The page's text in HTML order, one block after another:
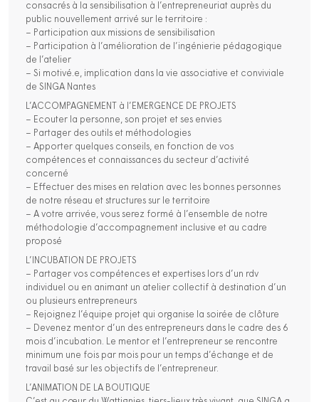
consacrés à la sensibilisation à l’entrepreneuriat auprès du
public nouvellement arrivé sur le territoire :
– Participation aux missions de sensibilisation
– Participation à l’amélioration de l’ingénierie pédagogique
de l’atelier
– Si motivé.e, implication dans la vie associative et conviviale
de SINGA Nantes
L’ACCOMPAGNEMENT à l’EMERGENCE DE PROJETS
– Ecouter la personne, son projet et ses envies
– Partager des outils et méthodologies
– Apporter quelques conseils, en fonction de vos
compétences et connaissances du secteur d’activité
concerné
– Effectuer des mises en relation avec les bonnes personnes
de notre réseau et structures sur le territoire
– A votre arrivée, vous serez formé à l’ensemble de notre
méthodologie d’accompagnement inclusive et au cadre
proposé
L’INCUBATION DE PROJETS
– Partager vos compétences et expertises lors d’un rdv
individuel ou en animant un atelier collectif à destination d’un
ou plusieurs entrepreneurs
– Rejoignez l’équipe projet qui organise la soirée de clôture
– Devenez mentor d’un des entrepreneurs dans le cadre des 6
mois d’incubation. Le mentor et l’entrepreneur se rencontre
minimum une fois par mois pour un temps d’échange et de
travail basé sur les objectifs de l’entrepreneur.
L’ANIMATION DE LA BOUTIQUE